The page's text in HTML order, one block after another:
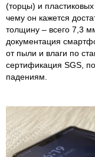
(торцы) и
чему он кажется
толщину – всего 7,3
документация
от пыли и влаги по
сертификация SGS,
падениям.